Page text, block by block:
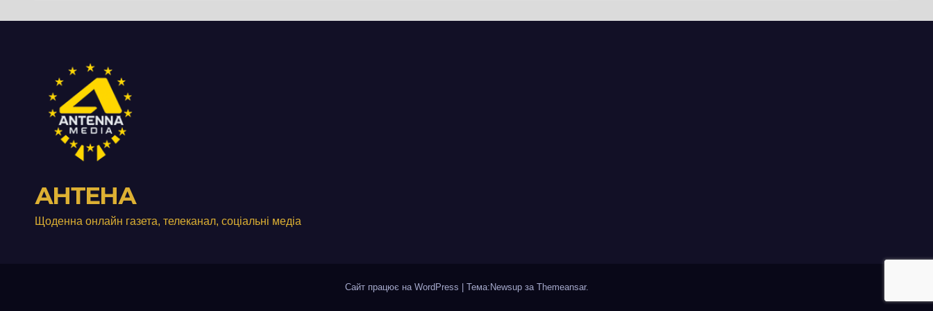
АНТЕНА
Щоденна онлайн газета, телеканал, соціальні медіа
Сайт працює на WordPress Тема:Newsup за Themeansar.